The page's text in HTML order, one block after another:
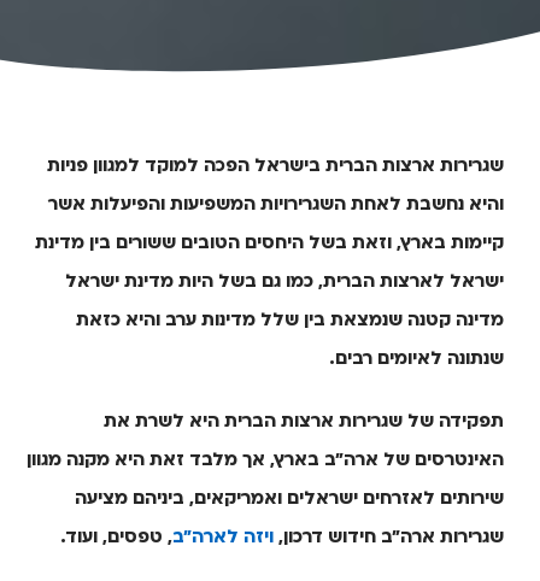
שגרירות ארצות הברית בישראל הפכה למוקד למגוון פניות
והיא נחשבת לאחת השגרירויות המשפיעות והפיעלות אשר
קיימות בארץ, וזאת בשל היחסים הטובים ששורים בין מדינת
ישראל לארצות הברית, כמו גם בשל היות מדינת ישראל
מדינה קטנה שנמצאת בין שלל מדינות ערב והיא כזאת
שנתונה לאיומים רבים.
תפקידה של שגרירות ארצות הברית היא לשרת את
האינטרסים של ארה"ב בארץ, אך מלבד זאת היא מקנה מגוון
שירותים לאזרחים ישראלים ואמריקאים, ביניהם מציעה
שגרירות ארה"ב חידוש דרכון, ויזה לארה"ב, טפסים, ועוד.